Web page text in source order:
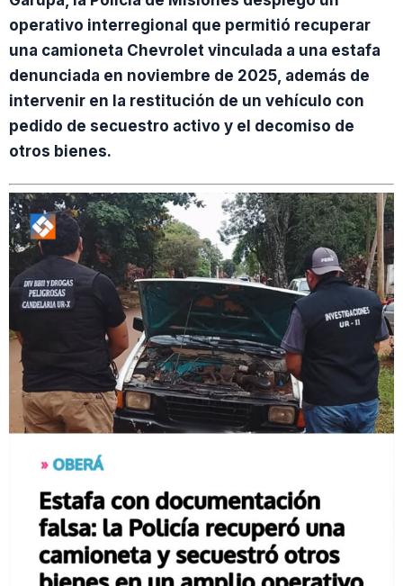
operativo interregional que permitió recuperar
una camioneta Chevrolet vinculada a una estafa
denunciada en noviembre de 2025, además de
intervenir en la restitución de un vehículo con
pedido de secuestro activo y el decomiso de
otros bienes.